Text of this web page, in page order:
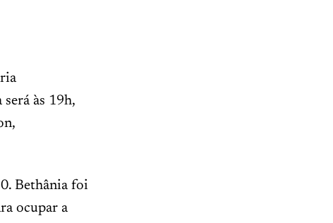
às 19h,
Bethânia foi
ocupar a